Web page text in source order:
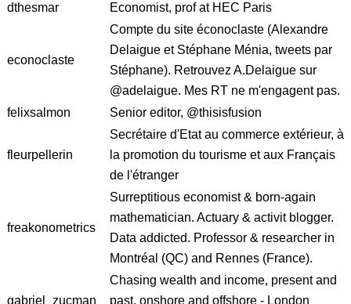
dthesmar
Economist, prof at HEC Paris
econoclaste
Compte du site éconoclaste (Alexandre
Delaigue et Stéphane Ménia, tweets par
Stéphane). Retrouvez A.Delaigue sur
@adelaigue. Mes RT ne m'engagent pas.
felixsalmon
Senior editor, @thisisfusion
fleurpellerin
Secrétaire d'Etat au commerce extérieur, à
la promotion du tourisme et aux Français
de l'étranger
freakonometrics
Surreptitious economist & born-again
mathematician. Actuary & activit blogger.
Data addicted. Professor & researcher in
Montréal (QC) and Rennes (France).
gabriel_zucman
Chasing wealth and income, present and
past, onshore and offshore - London